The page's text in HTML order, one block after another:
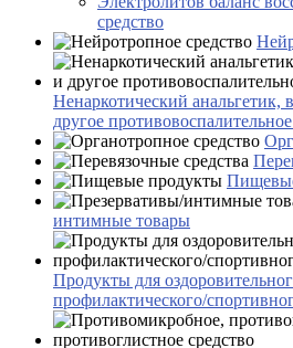
средство
Ненаркотический анальгетик,
другое
интимные товары
Продукты для
профилактического/